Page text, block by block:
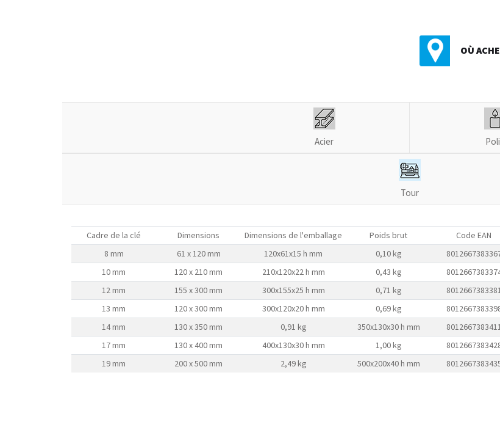
OÙ
Acier
Tour
Cadre de la clé Dimensions Dimensions de l'emballage Poids brut
Code EAN
8 mm
61 x 120 mm 120x61x15 h mm 0,10 kg
10 mm
120 x 210 mm 210x120x22 h mm 0,43 kg
12 mm
155 x 300 mm 300x155x25 h mm 0,71 kg
13 mm
120 x 300 mm 300x120x20 h mm 0,69 kg
14 mm
130 x 350 mm 0,91 kg 350x130x30 h mm
17 mm
130 x 400 mm 400x130x30 h mm 1,00 kg
19 mm
200 x 500 mm 2,49 kg 500x200x40 h mm